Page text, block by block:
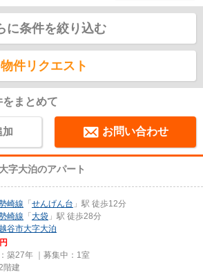
に条件を絞り込む
物件リクエスト
まとめて
加 お問い合わせ
字大泊のアパート
崎線 「 せんげん台 」駅 徒歩12分
崎線 「 大袋 」駅 徒歩28分
越谷市大字大泊
築27年 ｜募集中： 1室
階建